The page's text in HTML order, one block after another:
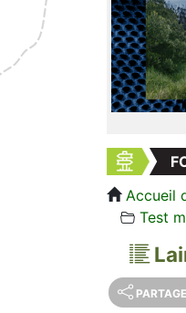
Accueil
Test